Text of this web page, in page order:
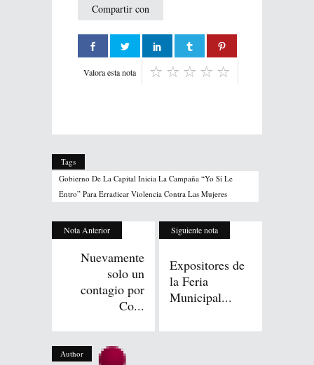
Compartir con
Valora esta nota
Tags
Gobierno De La Capital Inicia La Campaña “Yo Sí Le
Entro” Para Erradicar Violencia Contra Las Mujeres
Nota Anterior
Nuevamente
solo un
contagio por
Co...
Siguiente nota
Expositores de
la Feria
Municipal...
Author